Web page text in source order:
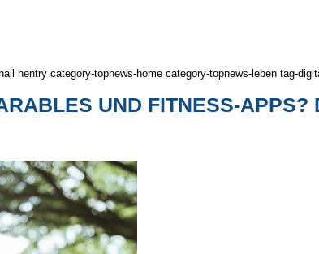
hentry category-topnews-home category-topnews-leben tag-
UND FITNESS-APPS?